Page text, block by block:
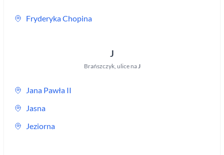
Fryderyka Chopina
J
Brańszczyk, ulice naJ
Jana Pawła II
Jasna
Jeziorna